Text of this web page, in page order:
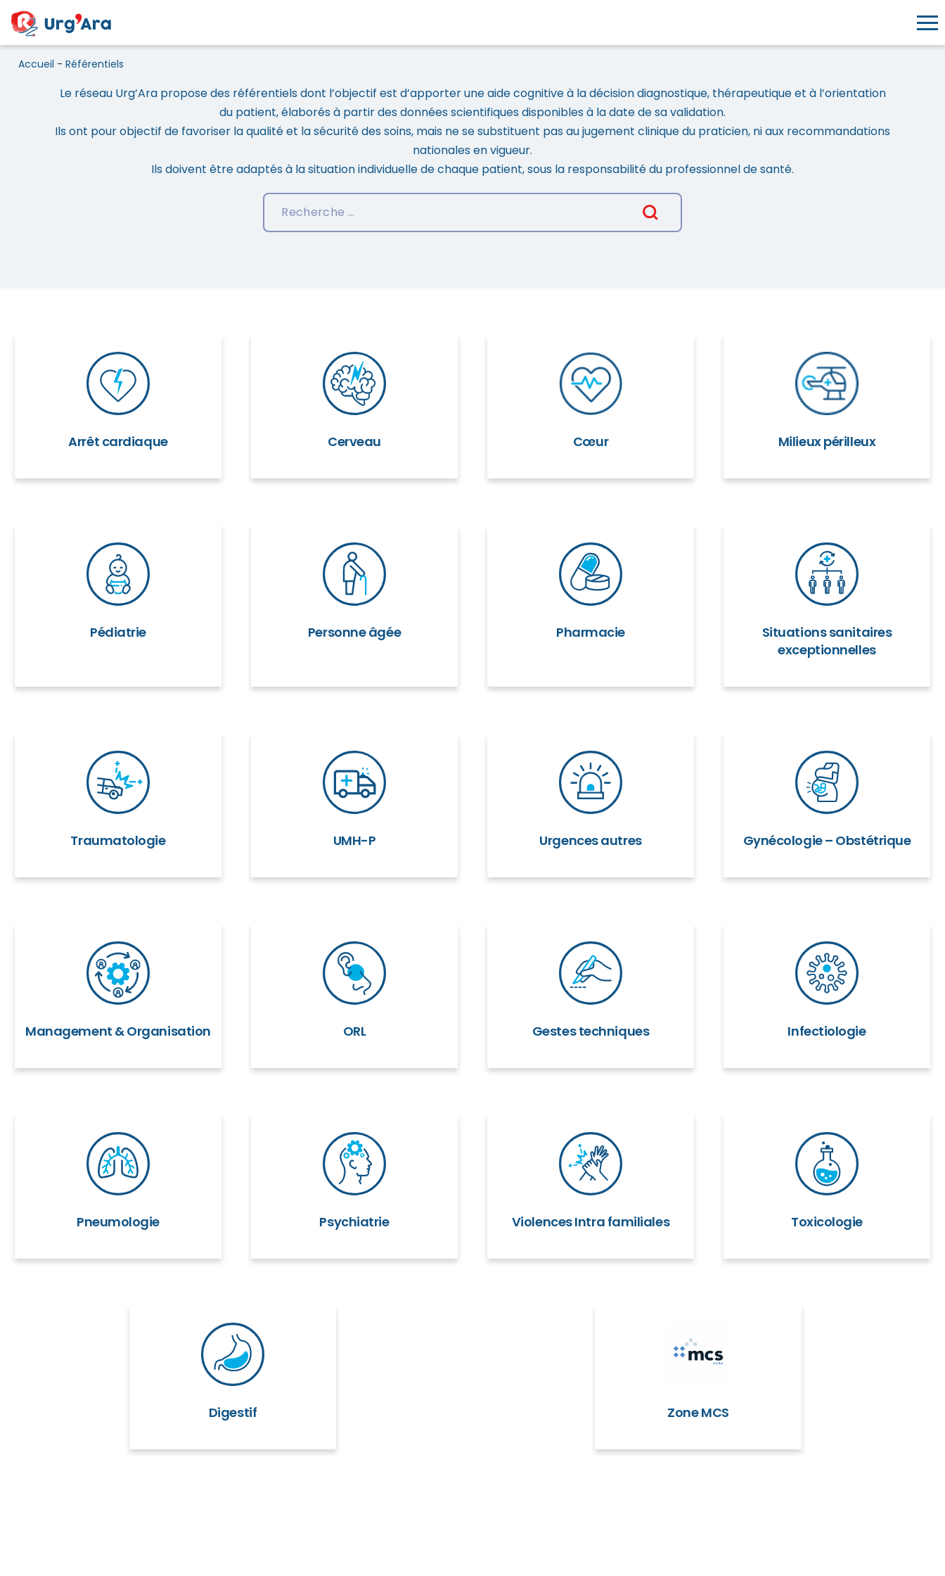
Accueil - Référentiels
Référentiels
Le réseau Urg’Ara propose des référentiels dont l’objectif est d’apporter une aide cognitive à la décision diagnostique, thérapeutique et à l’orientation
du patient, élaborés à partir des données scientifiques disponibles à la date de sa validation.
Ils ont pour objectif de favoriser la qualité et la sécurité des soins, mais ne se substituent pas au jugement clinique du praticien, ni aux recommandations
nationales en vigueur.
Ils doivent être adaptés à la situation individuelle de chaque patient, sous la responsabilité du professionnel de santé.
Rechercher un référentiel
Arrêt cardiaque Cerveau Cœur Milieux périlleux
Pédiatrie Personne âgée Pharmacie
Situations sanitaires
exceptionnelles
Traumatologie UMH-P Urgences autres Gynécologie – Obstétrique
Management & Organisation ORL Gestes techniques Infectiologie
Pneumologie Psychiatrie Violences Intra familiales Toxicologie
Digestif Zone MCS